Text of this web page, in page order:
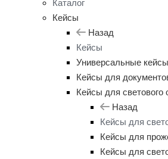
Каталог
Кейсы
Назад
Кейсы
Универсальные кейсы
Кейсы для
Кейсы для светового
Назад
Кейсы для
Кейсы для
Кейсы для